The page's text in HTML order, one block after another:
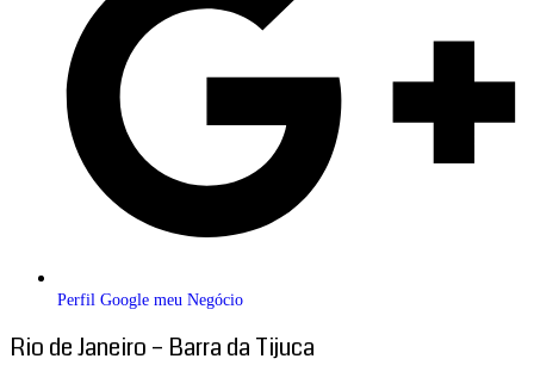
Perfil Google meu Negócio
Rio de Janeiro – Barra da Tijuca